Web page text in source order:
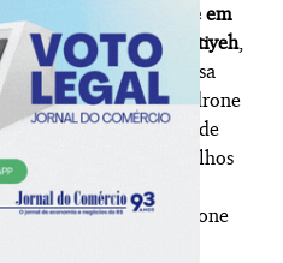
de negociações ocorre em
na região de Nabatiyeh,
notícias estatal libanesa
que um ataque com drone
que liga as cidades de
um pai e seus dois filhos
Líbano disse que dois
quando outro drone